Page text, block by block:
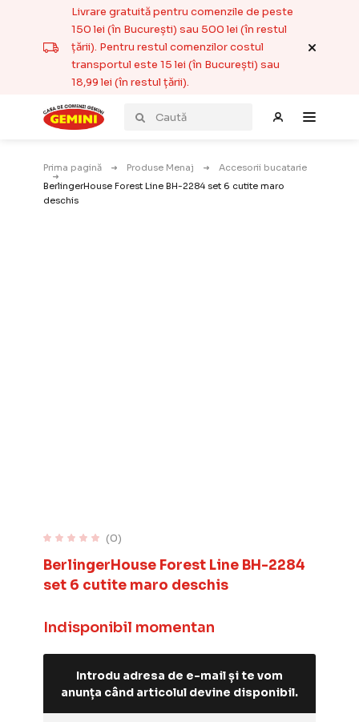
Livrare gratuită pentru comenzile de peste
150 lei (în București) sau 500 lei (în restul
țării). Pentru restul comenzilor costul
transportul este 15 lei (în București) sau
18,99 lei (în restul țării).
Prima pagină Produse Menaj
Accesorii bucatarie
BerlingerHouse Forest Line BH-2284 set 6 cutite maro
deschis
(0)
BerlingerHouse Forest Line BH-2284
set 6 cutite maro deschis
Indisponibil momentan
Introdu adresa de e-mail și te vom
anunța când articolul devine disponibil.